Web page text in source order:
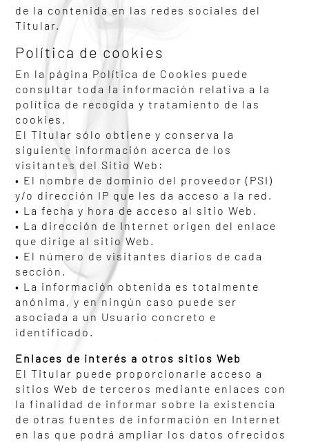
de la contenida en las redes sociales del
Titular.
Política de cookies
En la página Política de Cookies puede
consultar toda la información relativa a la
política de recogida y tratamiento de las
cookies.
El Titular sólo obtiene y conserva la
siguiente información acerca de los
visitantes del Sitio Web:
• El nombre de dominio del proveedor (PSI)
y/o dirección IP que les da acceso a la red.
• La fecha y hora de acceso al sitio Web.
• La dirección de Internet origen del enlace
que dirige al sitio Web.
• El número de visitantes diarios de cada
sección.
• La información obtenida es totalmente
anónima, y en ningún caso puede ser
asociada a un Usuario concreto e
identificado.
Enlaces de interés a otros sitios Web
El Titular puede proporcionarle acceso a
sitios Web de terceros mediante enlaces con
la finalidad de informar sobre la existencia
de otras fuentes de información en Internet
en las que podrá ampliar los datos ofrecidos